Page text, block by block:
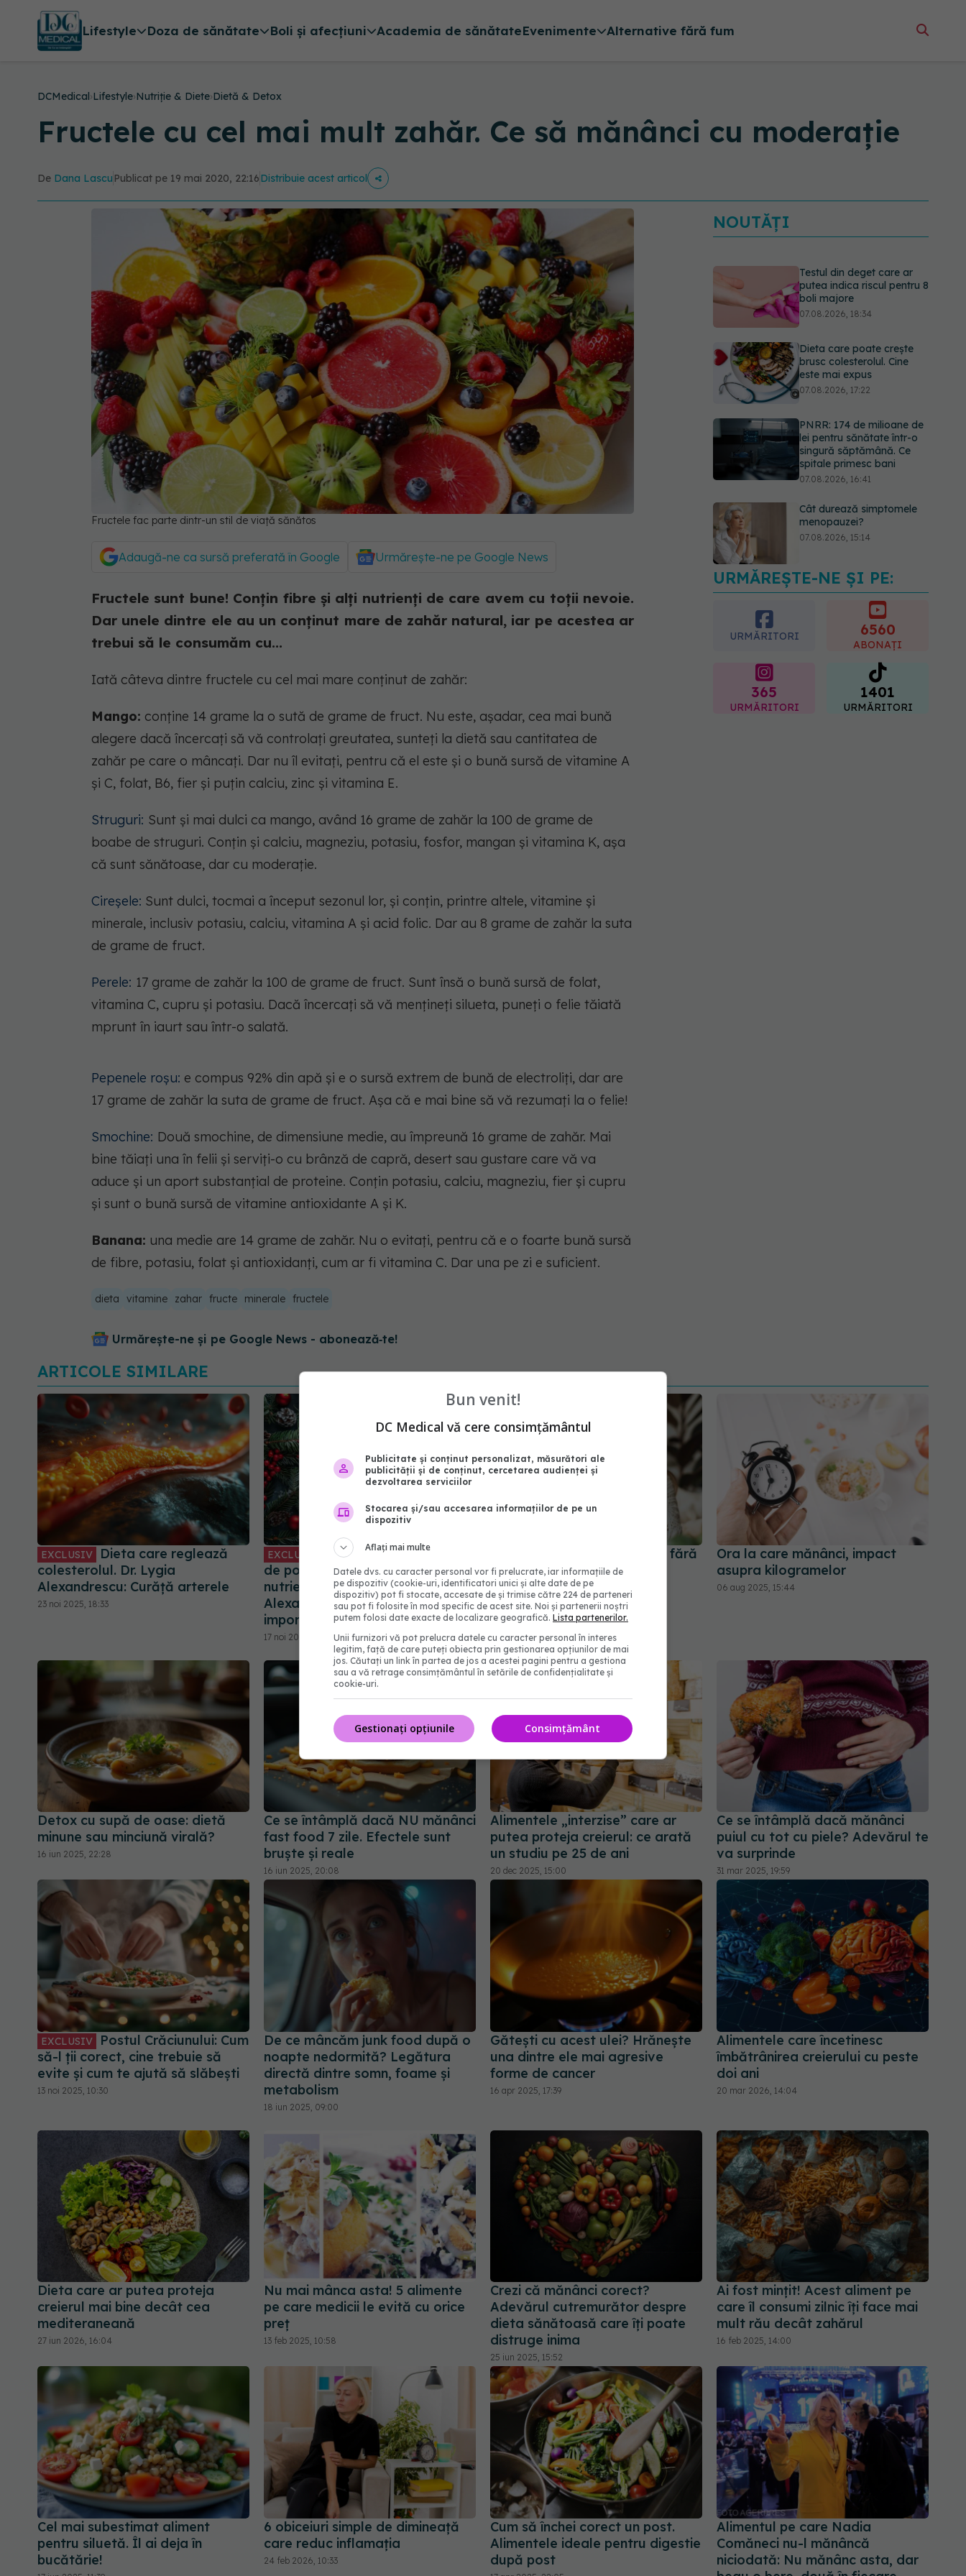
Lifestyle Doza de sănătate Boli și afecțiuni Academia de sănătateEvenimente Alternative fără fum
DCMedical›Lifestyle›Nutriție & Diete›Dietă & Detox
Fructele cu cel mai mult zahăr. Ce să mănânci cu moderație
De Dana Lascu Publicat pe 19 mai 2020, 22:16Distribuie acest articol
Fructele fac parte dintr-un stil de viață sănătos
Adaugă-ne ca sursă preferată în Google Urmărește-ne pe Google News
Fructele sunt bune! Conțin fibre și alți nutrienți de care avem cu toții nevoie.
Dar unele dintre ele au un conținut mare de zahăr natural, iar pe acestea ar
trebui să le consumăm cu...
Iată câteva dintre fructele cu cel mai mare conținut de zahăr:
Mango: conține 14 grame la o sută de grame de fruct. Nu este, așadar, cea mai bună
alegere dacă încercați să vă controlați greutatea, sunteți la dietă sau cantitatea de
zahăr pe care o mâncați. Dar nu îl evitați, pentru că el este și o bună sursă de vitamine A
și C, folat, B6, fier și puțin calciu, zinc și vitamina E.
Struguri: Sunt și mai dulci ca mango, având 16 grame de zahăr la 100 de grame de
boabe de struguri. Conțin și calciu, magneziu, potasiu, fosfor, mangan și vitamina K, așa
că sunt sănătoase, dar cu moderație.
Cireșele: Sunt dulci, tocmai a început sezonul lor, și conțin, printre altele, vitamine și
minerale, inclusiv potasiu, calciu, vitamina A și acid folic. Dar au 8 grame de zahăr la suta
de grame de fruct.
Perele: 17 grame de zahăr la 100 de grame de fruct. Sunt însă o bună sursă de folat,
vitamina C, cupru și potasiu. Dacă încercați să vă mențineți silueta, puneți o felie tăiată
mprunt în iaurt sau într-o salată.
Pepenele roșu: e compus 92% din apă și e o sursă extrem de bună de electroliți, dar are
17 grame de zahăr la suta de grame de fruct. Așa că e mai bine să vă rezumați la o felie!
Smochine: Două smochine, de dimensiune medie, au împreună 16 grame de zahăr. Mai
bine tăiați una în felii și serviți-o cu brânză de capră, desert sau gustare care vă va
aduce și un aport substanțial de proteine. Conțin potasiu, calciu, magneziu, fier și cupru
și sunt o bună sursă de vitamine antioxidante A și K.
Banana: una medie are 14 grame de zahăr. Nu o evitați, pentru că e o foarte bună sursă
de fibre, potasiu, folat și antioxidanți, cum ar fi vitamina C. Dar una pe zi e suficient.
dieta vitamine zahar fructe minerale fructele
Urmărește-ne și pe Google News - abonează‑te!
NOUTĂȚI
Testul din deget care ar
putea indica riscul pentru 8
boli majore
07.08.2026, 18:34
Dieta care poate crește
brusc colesterolul. Cine
este mai expus
07.08.2026, 17:22
PNRR: 174 de milioane de
lei pentru sănătate într-o
singură săptămână. Ce
spitale primesc bani
07.08.2026, 16:41
Cât durează simptomele
menopauzei?
07.08.2026, 15:14
EXCLUSIV Cancerele
care pot fi prevenite. Dr.
(SANADOR): Au metode
URMĂREȘTE-NE ȘI PE:
URMĂRITORI 6560
ABONAȚI
365
URMĂRITORI
1401
URMĂRITORI
ARTICOLE SIMILARE
EXCLUSIV
Dieta care reglează
colesterolul. Dr. Lygia
Alexandrescu: Curăță arterele
23 noi 2025, 18:33
EXCLUSIV
Dieta vegetariană și
de post, impact asupra
nutrienților. Dr. Lygia
Alexandrescu oferă sfaturi
importante
17 noi 2025, 23:40
Cafeaua îți schimbă creierul fără
să-ți dai seama. Ce au
descoperit cercetătorii
25 apr 2026, 11:33
Ora la care mănânci, impact
asupra kilogramelor
06 aug 2025, 15:44
Detox cu supă de oase: dietă
minune sau minciună virală?
16 iun 2025, 22:28
Ce se întâmplă dacă NU mănânci
fast food 7 zile. Efectele sunt
bruște și reale
16 iun 2025, 20:08
Alimentele „interzise” care ar
putea proteja creierul: ce arată
un studiu pe 25 de ani
20 dec 2025, 15:00
Ce se întâmplă dacă mănânci
puiul cu tot cu piele? Adevărul te
va surprinde
31 mar 2025, 19:59
EXCLUSIV
Postul Crăciunului: Cum
să-l ții corect, cine trebuie să
evite și cum te ajută să slăbești
13 noi 2025, 10:30
De ce mâncăm junk food după o
noapte nedormită? Legătura
directă dintre somn, foame și
metabolism
18 iun 2025, 09:00
Gătești cu acest ulei? Hrănește
una dintre ele mai agresive
forme de cancer
16 apr 2025, 17:39
Alimentele care încetinesc
îmbătrânirea creierului cu peste
doi ani
20 mar 2026, 14:04
Dieta care ar putea proteja
creierul mai bine decât cea
mediteraneană
27 iun 2026, 16:04
Nu mai mânca asta! 5 alimente
pe care medicii le evită cu orice
preț
13 feb 2025, 10:58
Crezi că mănânci corect?
Adevărul cutremurător despre
dieta sănătoasă care îți poate
distruge inima
25 iun 2025, 15:52
Ai fost mințit! Acest aliment pe
care îl consumi zilnic îți face mai
mult rău decât zahărul
16 feb 2025, 14:00
Cel mai subestimat aliment
pentru siluetă. Îl ai deja în
bucătărie!
6 obiceiuri simple de dimineață
care reduc inflamația
24 feb 2026, 10:33
Cum să închei corect un post.
Alimentele ideale pentru digestie
după post
Alimentul pe care Nadia
Comăneci nu-l mănâncă
niciodată: Nu mănânc asta, dar
Bun venit!
DC Medical vă cere consimțământul
Publicitate și conținut personalizat, măsurători ale
publicității și de conținut, cercetarea audienței și
dezvoltarea serviciilor
Stocarea și/sau accesarea informațiilor de pe un
dispozitiv
Aflați mai multe
Datele dvs. cu caracter personal vor fi prelucrate, iar informațiile de
pe dispozitiv (cookie-uri, identificatori unici și alte date de pe
dispozitiv) pot fi stocate, accesate de și trimise către 224 de parteneri
sau pot fi folosite în mod specific de acest site. Noi și partenerii noștri
putem folosi date exacte de localizare geografică. Lista partenerilor.
Unii furnizori vă pot prelucra datele cu caracter personal în interes
legitim, față de care puteți obiecta prin gestionarea opțiunilor de mai
jos. Căutați un link în partea de jos a acestei pagini pentru a gestiona
sau a vă retrage consimțământul în setările de confidențialitate și
cookie-uri.
Consimțământ
Gestionați opțiunile